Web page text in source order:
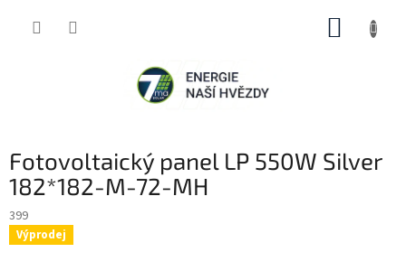
Fotovoltaický panel LP 550W Silver
182*182-M-72-MH
399
Výprodej